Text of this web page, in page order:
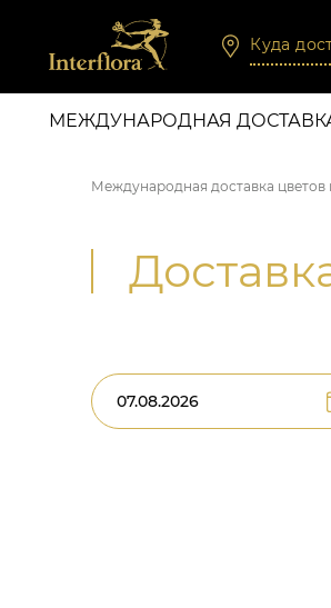
Куда
МЕЖДУНАРОДНАЯ
Международная доставка цветов